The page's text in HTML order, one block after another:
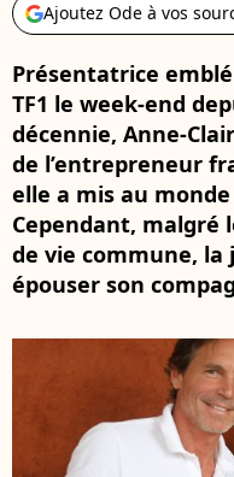
Ajoutez Ode à vos
Présentatrice
TF1 le week-end
décennie, Anne-
de l’entrepreneur
elle a mis au
Cependant, malgré
de vie commune,
épouser son